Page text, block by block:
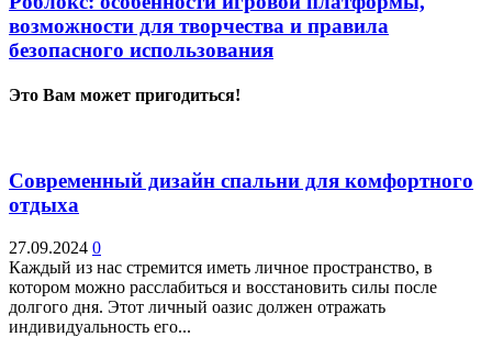
возможности для творчества и правила
безопасного использования
Это Вам может пригодиться!
Современный дизайн спальни для комфортного
отдыха
27.09.2024 0
Каждый из нас стремится иметь личное пространство, в
котором можно расслабиться и восстановить силы после
долгого дня. Этот личный оазис должен отражать
индивидуальность его...